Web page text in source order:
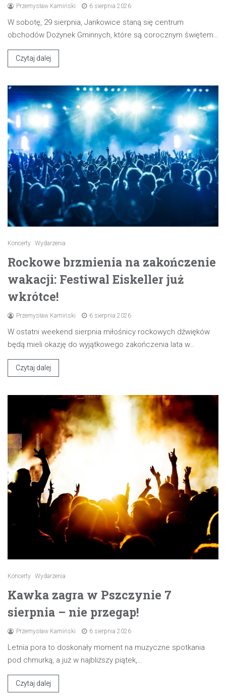
Przemysław Kamiński 6 sierpnia 2026
W sobotę, 29 sierpnia, Jankowice staną się centrum
obchodów Dożynek Gminnych, które są corocznym świętem…
Czytaj dalej
Koncerty Wydarzenia
Rockowe brzmienia na zakończenie
wakacji: Festiwal Eiskeller już
wkrótce!
Przemysław Kamiński 6 sierpnia 2026
W ostatni weekend sierpnia miłośnicy rockowych dźwięków
będą mieli okazję do wyjątkowego zakończenia lata w…
Czytaj dalej
Koncerty Wydarzenia
Kawka zagra w Pszczynie 7
sierpnia – nie przegap!
Przemysław Kamiński 6 sierpnia 2026
Letnia pora to doskonały moment na muzyczne spotkania
pod chmurką, a już w najbliższy piątek,…
Czytaj dalej